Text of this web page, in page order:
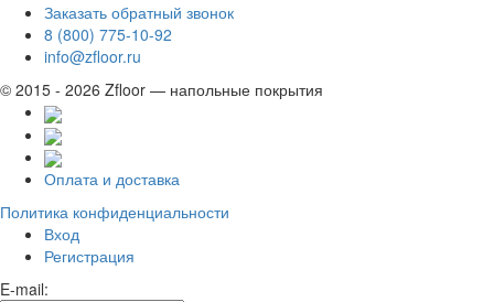
Заказать обратный звонок
8 (800) 775-10-92
info@zfloor.ru
© 2015 - 2026 Zfloor — напольные покрытия
Оплата и доставка
Политика конфиденциальности
Вход
Регистрация
E-mail: